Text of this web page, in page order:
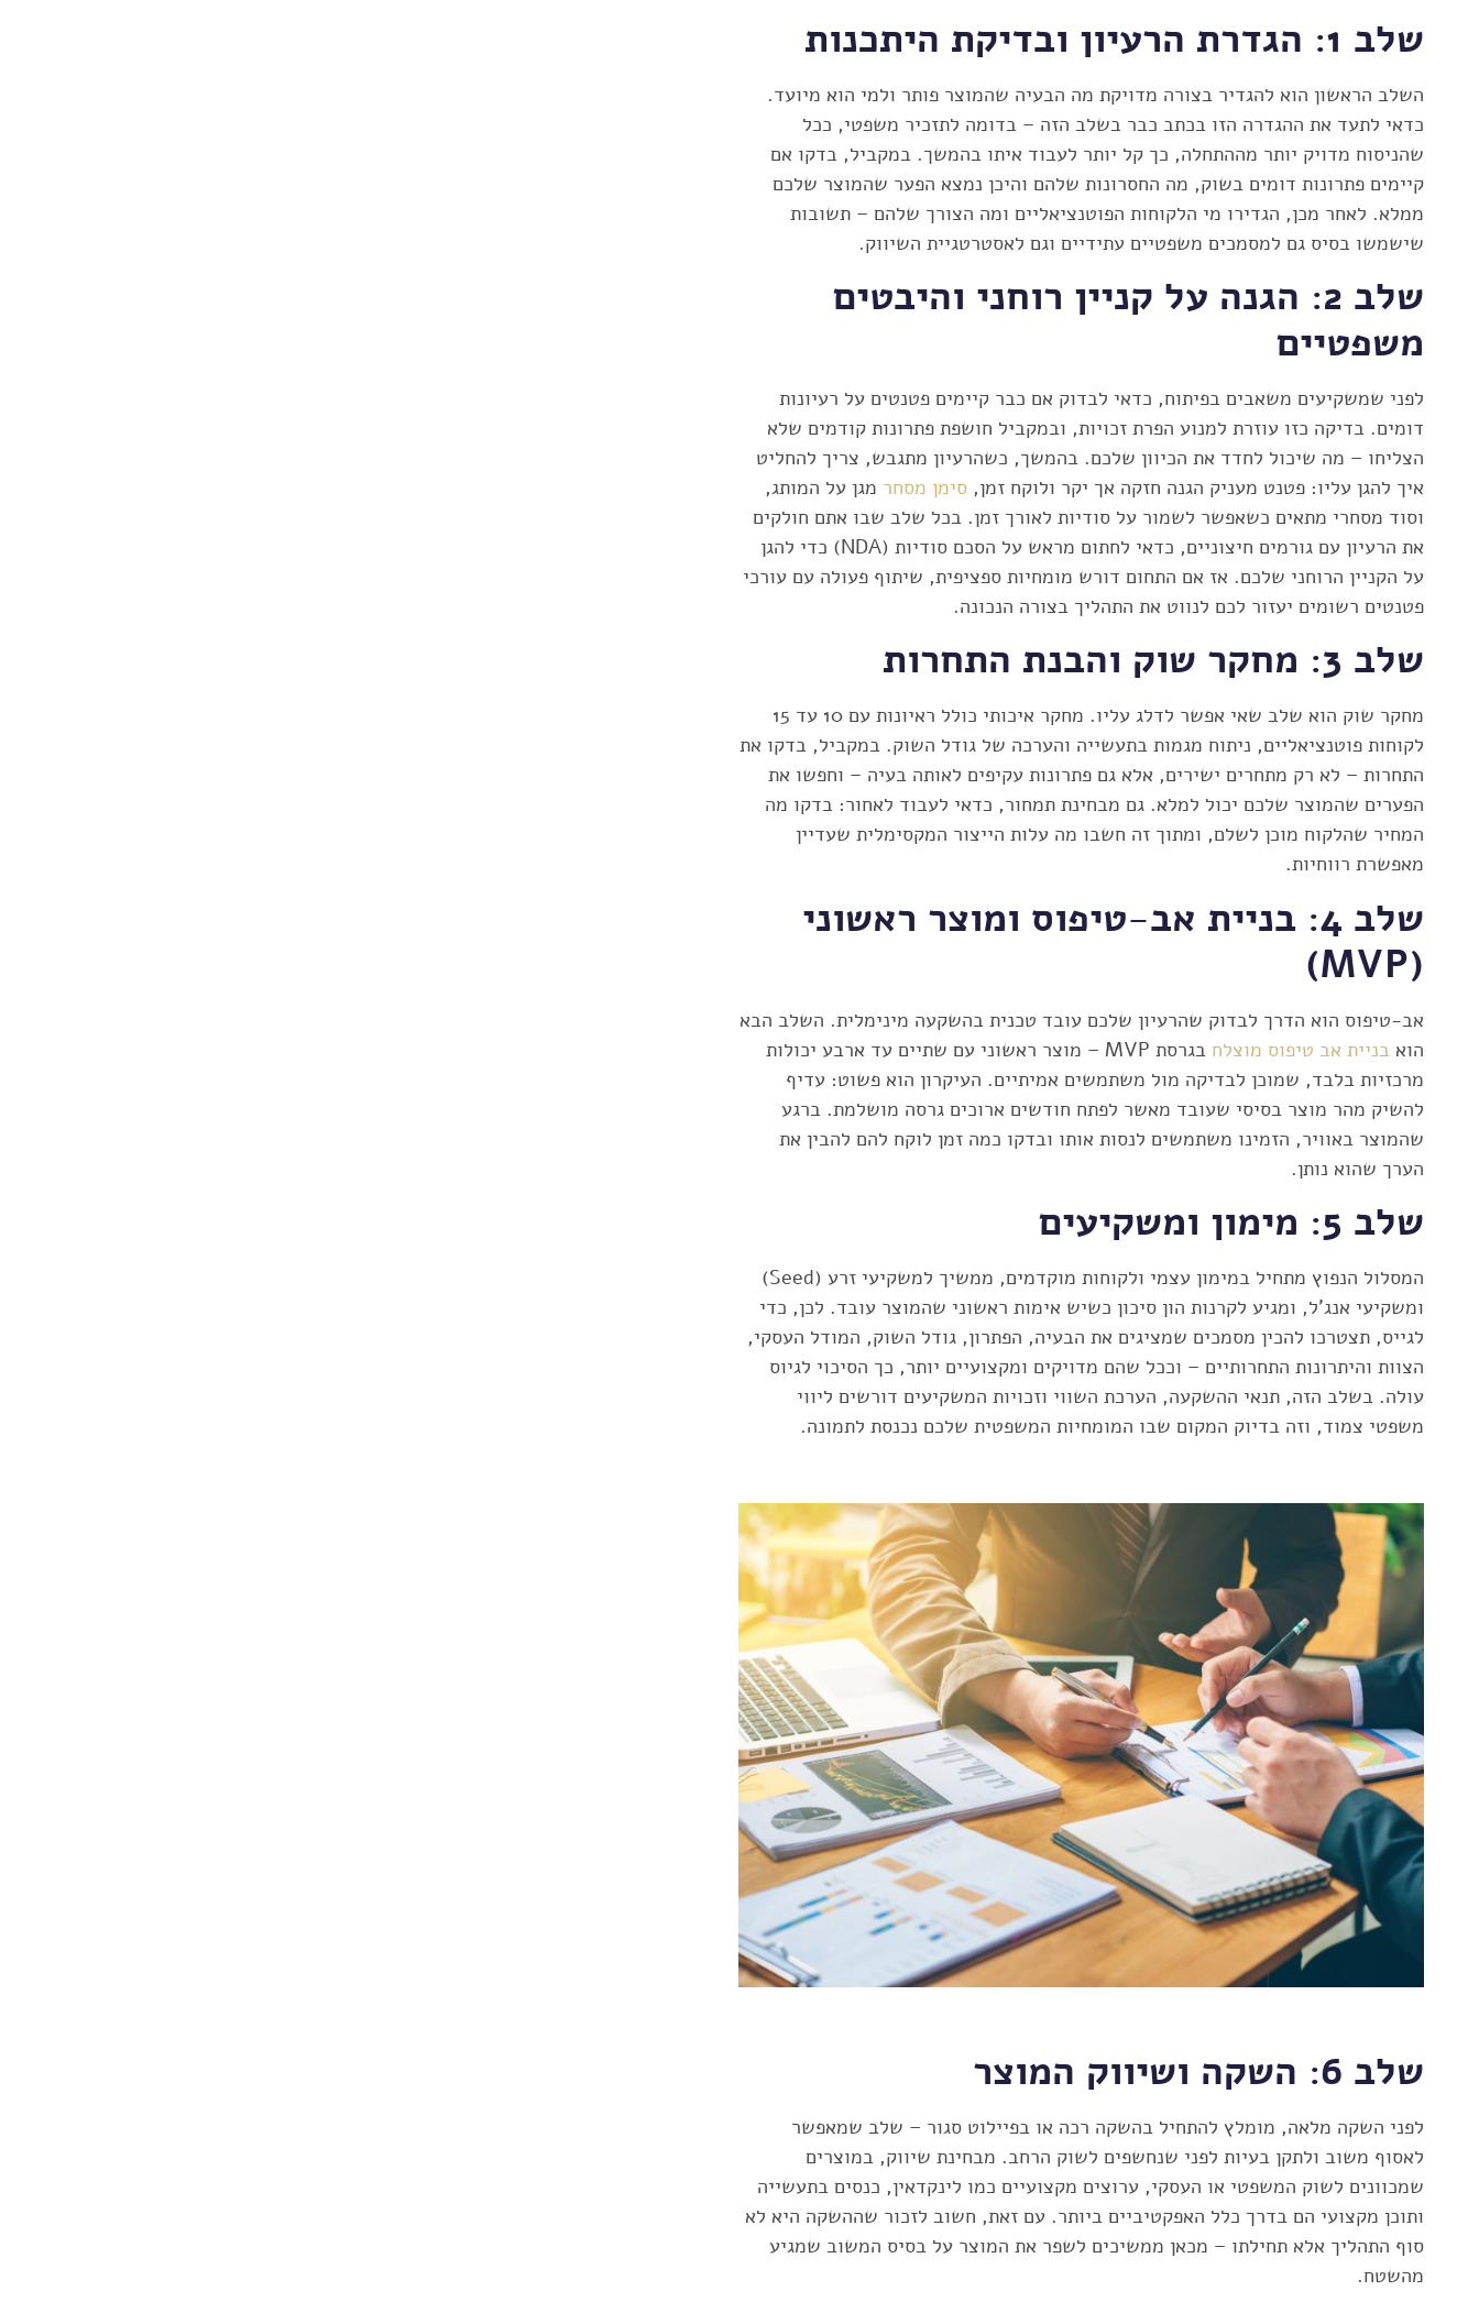
שלב 1: הגדרת הרעיון ובדיקת היתכנות
השלב הראשון הוא להגדיר בצורה מדויקת מה הבעיה שהמוצר פותר ולמי הוא מיועד.
כדאי לתעד את ההגדרה הזו בכתב כבר בשלב הזה – בדומה לתזכיר משפטי, ככל
שהניסוח מדויק יותר מההתחלה, כך קל יותר לעבוד איתו בהמשך. במקביל, בדקו אם
קיימים פתרונות דומים בשוק, מה החסרונות שלהם והיכן נמצא הפער שהמוצר שלכם
ממלא. לאחר מכן, הגדירו מי הלקוחות הפוטנציאליים ומה הצורך שלהם – תשובות
שישמשו בסיס גם למסמכים משפטיים עתידיים וגם לאסטרטגיית השיווק.
שלב 2: הגנה על קניין רוחני והיבטים
משפטיים
לפני שמשקיעים משאבים בפיתוח, כדאי לבדוק אם כבר קיימים פטנטים על רעיונות
דומים. בדיקה כזו עוזרת למנוע הפרת זכויות, ובמקביל חושפת פתרונות קודמים שלא
הצליחו – מה שיכול לחדד את הכיוון שלכם. בהמשך, כשהרעיון מתגבש, צריך להחליט
איך להגן עליו: פטנט מעניק הגנה חזקה אך יקר ולוקח זמן, סימן מסחר מגן על המותג,
וסוד מסחרי מתאים כשאפשר לשמור על סודיות לאורך זמן. בכל שלב שבו אתם חולקים
את הרעיון עם גורמים חיצוניים, כדאי לחתום מראש על הסכם סודיות (NDA) כדי להגן
על הקניין הרוחני שלכם. אז אם התחום דורש מומחיות ספציפית, שיתוף פעולה עם עורכי
פטנטים רשומים יעזור לכם לנווט את התהליך בצורה הנכונה.
שלב 3: מחקר שוק והבנת התחרות
מחקר שוק הוא שלב שאי אפשר לדלג עליו. מחקר איכותי כולל ראיונות עם 10 עד 15
לקוחות פוטנציאליים, ניתוח מגמות בתעשייה והערכה של גודל השוק. במקביל, בדקו את
התחרות – לא רק מתחרים ישירים, אלא גם פתרונות עקיפים לאותה בעיה – וחפשו את
הפערים שהמוצר שלכם יכול למלא. גם מבחינת תמחור, כדאי לעבוד לאחור: בדקו מה
המחיר שהלקוח מוכן לשלם, ומתוך זה חשבו מה עלות הייצור המקסימלית שעדיין
מאפשרת רווחיות.
שלב 4: בניית אב-טיפוס ומוצר ראשוני
(MVP)
אב-טיפוס הוא הדרך לבדוק שהרעיון שלכם עובד טכנית בהשקעה מינימלית. השלב הבא
הוא בניית אב טיפוס מוצלח
בגרסת MVP – מוצר ראשוני עם שתיים עד ארבע יכולות
מרכזיות בלבד, שמוכן לבדיקה מול משתמשים אמיתיים. העיקרון הוא פשוט: עדיף
להשיק מהר מוצר בסיסי שעובד מאשר לפתח חודשים ארוכים גרסה מושלמת. ברגע
שהמוצר באוויר, הזמינו משתמשים לנסות אותו ובדקו כמה זמן לוקח להם להבין את
הערך שהוא נותן.
שלב 5: מימון ומשקיעים
המסלול הנפוץ מתחיל במימון עצמי ולקוחות מוקדמים, ממשיך למשקיעי זרע (Seed)
ומשקיעי אנג'ל, ומגיע לקרנות הון סיכון כשיש אימות ראשוני שהמוצר עובד. לכן, כדי
לגייס, תצטרכו להכין מסמכים שמציגים את הבעיה, הפתרון, גודל השוק, המודל העסקי,
הצוות והיתרונות התחרותיים – וככל שהם מדויקים ומקצועיים יותר, כך הסיכוי לגיוס
עולה. בשלב הזה, תנאי ההשקעה, הערכת השווי וזכויות המשקיעים דורשים ליווי
משפטי צמוד, וזה בדיוק המקום שבו המומחיות המשפטית שלכם נכנסת לתמונה.
שלב 6: השקה ושיווק המוצר
לפני השקה מלאה, מומלץ להתחיל בהשקה רכה או בפיילוט סגור – שלב שמאפשר
לאסוף משוב ולתקן בעיות לפני שנחשפים לשוק הרחב. מבחינת שיווק, במוצרים
שמכוונים לשוק המשפטי או העסקי, ערוצים מקצועיים כמו לינקדאין, כנסים בתעשייה
ותוכן מקצועי הם בדרך כלל האפקטיביים ביותר. עם זאת, חשוב לזכור שההשקה היא לא
סוף התהליך אלא תחילתו – מכאן ממשיכים לשפר את המוצר על בסיס המשוב שמגיע
מהשטח.